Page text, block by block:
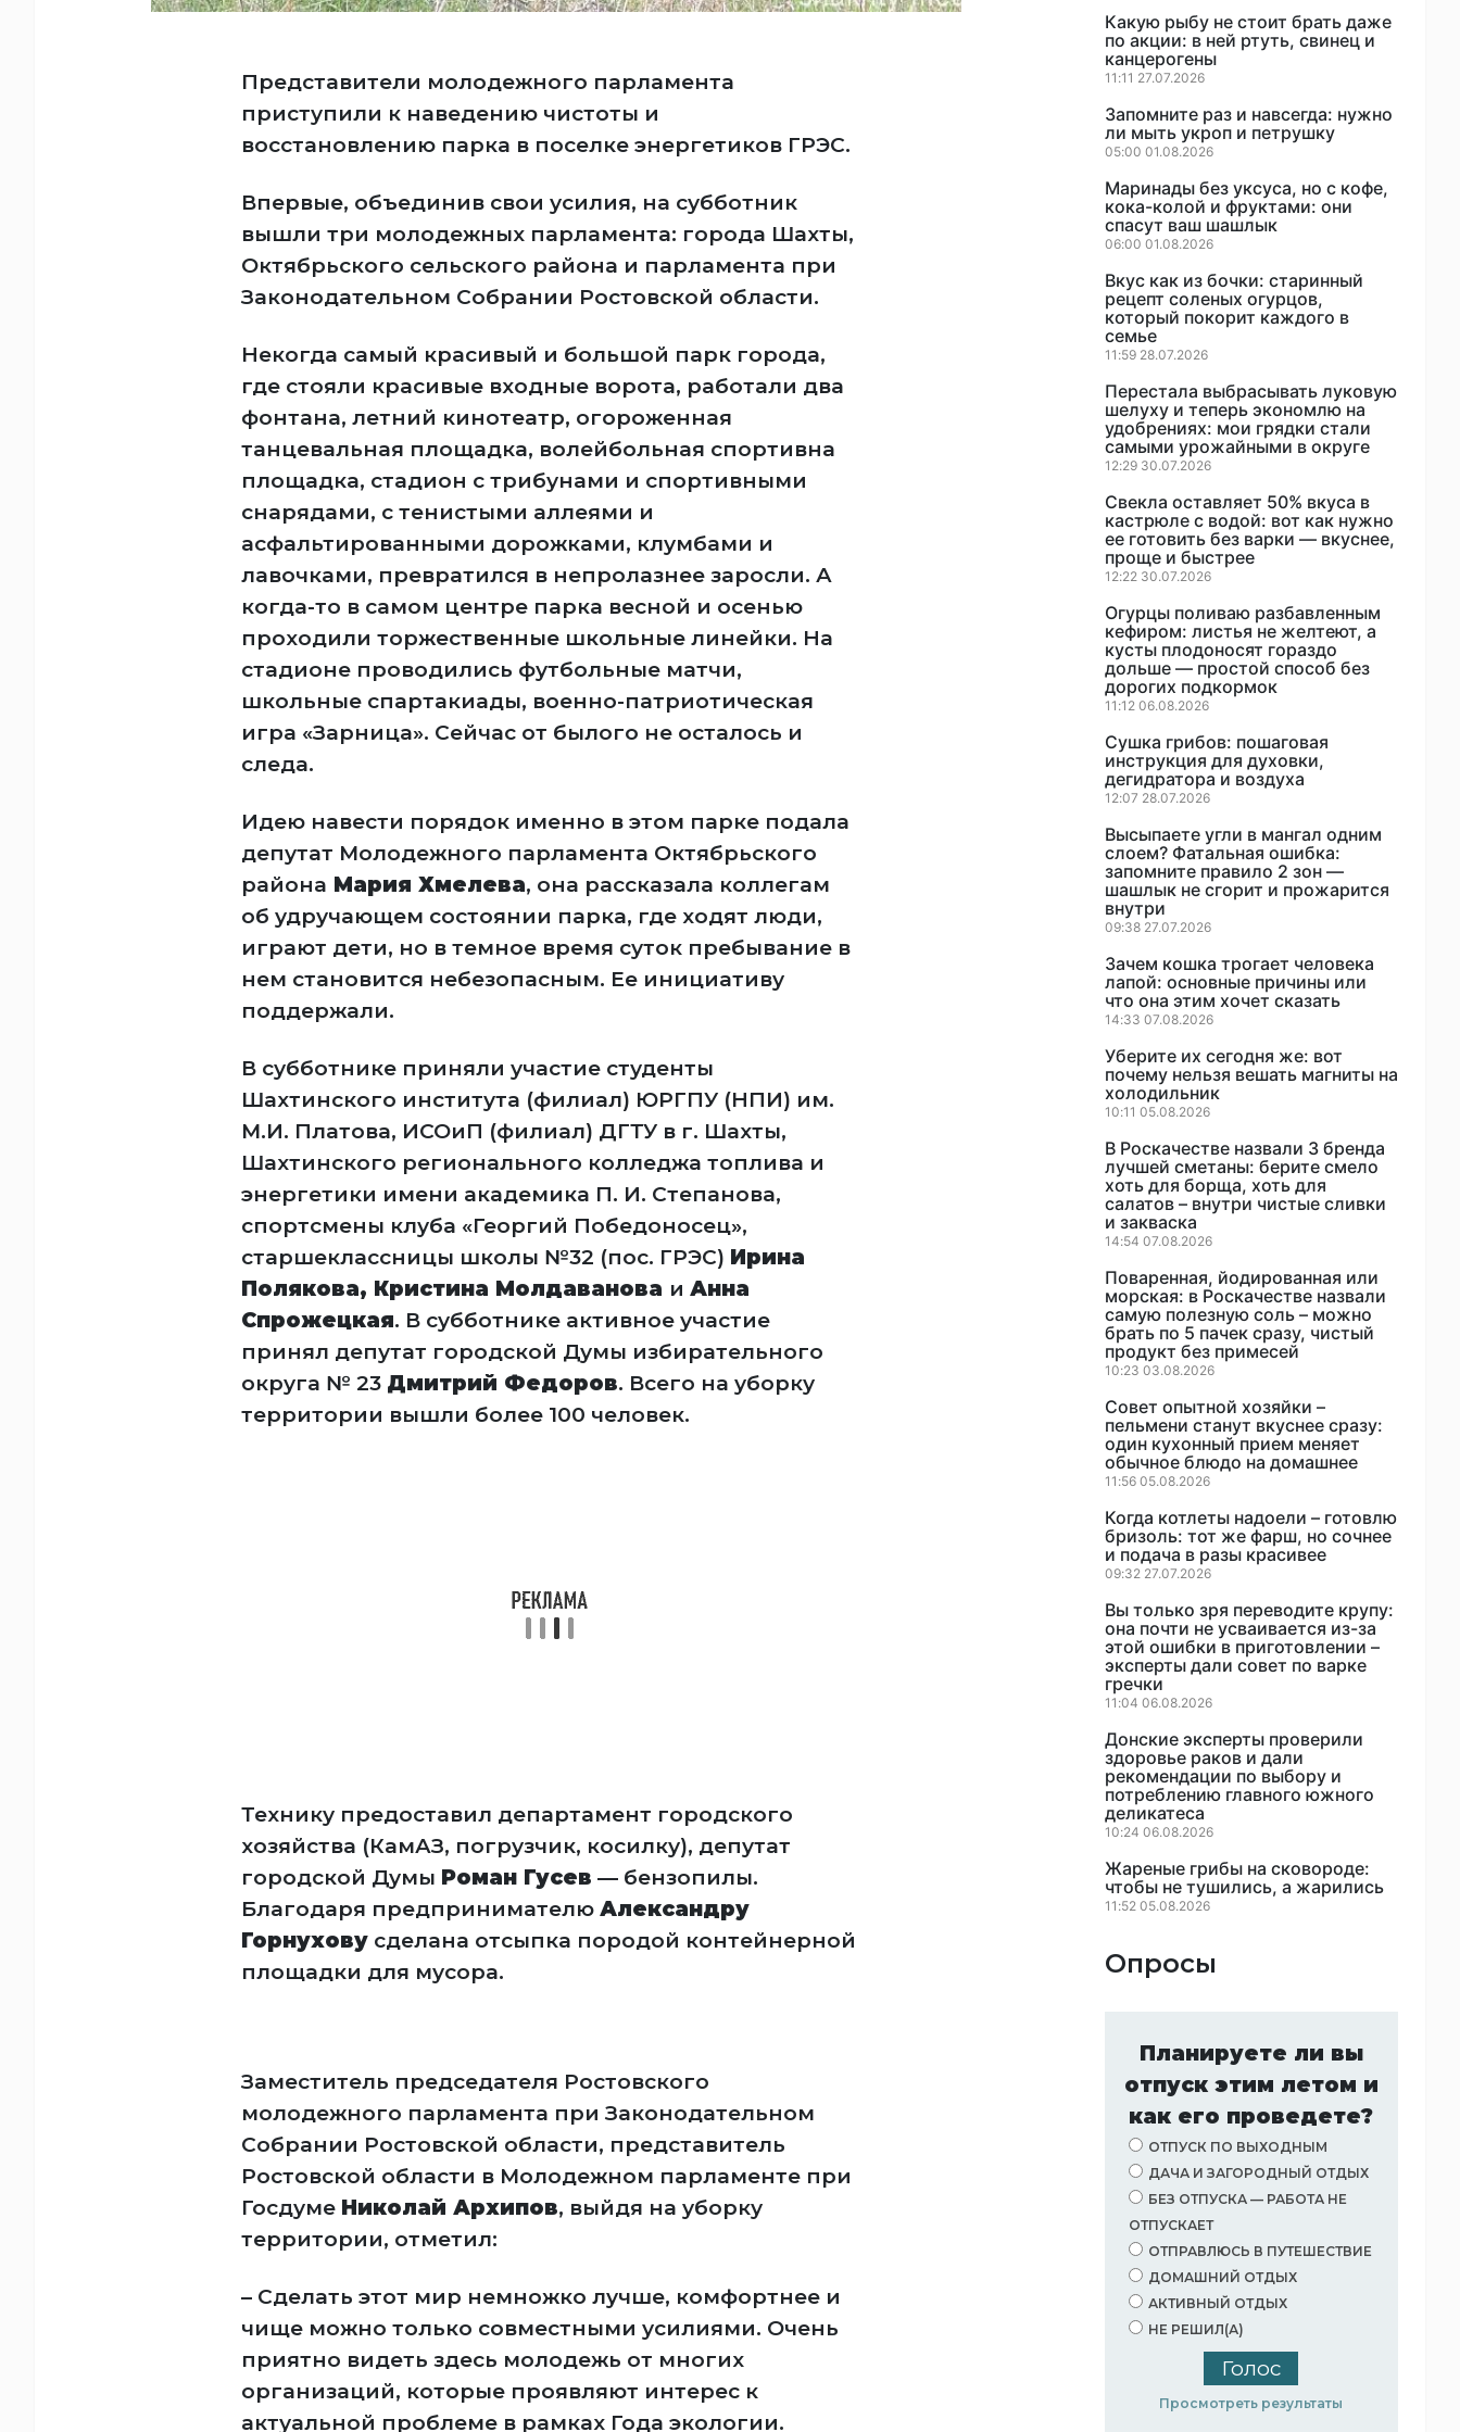
Представители молодежного парламента
приступили к наведению чистоты и
восстановлению парка в поселке энергетиков ГРЭС.
Впервые, объединив свои усилия, на субботник
вышли три молодежных парламента: города Шахты,
Октябрьского сельского района и парламента при
Законодательном Собрании Ростовской области.
Некогда самый красивый и большой парк города,
где стояли красивые входные ворота, работали два
фонтана, летний кинотеатр, огороженная
танцевальная площадка, волейбольная спортивна
площадка, стадион с трибунами и спортивными
снарядами, с тенистыми аллеями и
асфальтированными дорожками, клумбами и
лавочками, превратился в непролазнее заросли. А
когда-то в самом центре парка весной и осенью
проходили торжественные школьные линейки. На
стадионе проводились футбольные матчи,
школьные спартакиады, военно-патриотическая
игра «Зарница». Сейчас от былого не осталось и
следа.
Идею навести порядок именно в этом парке подала
депутат Молодежного парламента Октябрьского
района Мария Хмелева, она рассказала коллегам
об удручающем состоянии парка, где ходят люди,
играют дети, но в темное время суток пребывание в
нем становится небезопасным. Ее инициативу
поддержали.
В субботнике приняли участие студенты
Шахтинского института (филиал) ЮРГПУ (НПИ) им.
М.И. Платова, ИСОиП (филиал) ДГТУ в г. Шахты,
Шахтинского регионального колледжа топлива и
энергетики имени академика П. И. Степанова,
спортсмены клуба «Георгий Победоносец»,
старшеклассницы школы №32 (пос. ГРЭС) Ирина
Полякова, Кристина Молдаванова и Анна
Спрожецкая. В субботнике активное участие
принял депутат городской Думы избирательного
округа № 23 Дмитрий Федоров. Всего на уборку
территории вышли более 100 человек.
Технику предоставил департамент городского
хозяйства (КамАЗ, погрузчик, косилку), депутат
городской Думы Роман Гусев — бензопилы.
Благодаря предпринимателю Александру
Горнуховусделана отсыпка породой контейнерной
площадки для мусора.
Заместитель председателя Ростовского
молодежного парламента при Законодательном
Собрании Ростовской области, представитель
Ростовской области в Молодежном парламенте при
Госдуме Николай Архипов, выйдя на уборку
территории, отметил:
– Сделать этот мир немножко лучше, комфортнее и
чище можно только совместными усилиями. Очень
приятно видеть здесь молодежь от многих
организаций, которые проявляют интерес к
актуальной проблеме в рамках Года экологии.
Какую рыбу не стоит брать даже
по акции: в ней ртуть, свинец и
канцерогены
11:11 27.07.2026
Запомните раз и навсегда: нужно
ли мыть укроп и петрушку
05:00 01.08.2026
Маринады без уксуса, но с кофе,
кока-колой и фруктами: они
спасут ваш шашлык
06:00 01.08.2026
Вкус как из бочки: старинный
рецепт соленых огурцов,
который покорит каждого в
семье
11:59 28.07.2026
Перестала выбрасывать луковую
шелуху и теперь экономлю на
удобрениях: мои грядки стали
самыми урожайными в округе
12:29 30.07.2026
Свекла оставляет 50% вкуса в
кастрюле с водой: вот как нужно
ее готовить без варки — вкуснее,
проще и быстрее
12:22 30.07.2026
Огурцы поливаю разбавленным
кефиром: листья не желтеют, а
кусты плодоносят гораздо
дольше — простой способ без
дорогих подкормок
11:12 06.08.2026
Сушка грибов: пошаговая
инструкция для духовки,
дегидратора и воздуха
12:07 28.07.2026
Высыпаете угли в мангал одним
слоем? Фатальная ошибка:
запомните правило 2 зон —
шашлык не сгорит и прожарится
внутри
09:38 27.07.2026
Зачем кошка трогает человека
лапой: основные причины или
что она этим хочет сказать
14:33 07.08.2026
Уберите их сегодня же: вот
почему нельзя вешать магниты на
холодильник
10:11 05.08.2026
В Роскачестве назвали 3 бренда
лучшей сметаны: берите смело
хоть для борща, хоть для
салатов – внутри чистые сливки
и закваска
14:54 07.08.2026
Поваренная, йодированная или
морская: в Роскачестве назвали
самую полезную соль – можно
брать по 5 пачек сразу, чистый
продукт без примесей
10:23 03.08.2026
Совет опытной хозяйки –
пельмени станут вкуснее сразу:
один кухонный прием меняет
обычное блюдо на домашнее
11:56 05.08.2026
Когда котлеты надоели – готовлю
бризоль: тот же фарш, но сочнее
и подача в разы красивее
09:32 27.07.2026
Вы только зря переводите крупу:
она почти не усваивается из-за
этой ошибки в приготовлении –
эксперты дали совет по варке
гречки
11:04 06.08.2026
Донские эксперты проверили
здоровье раков и дали
рекомендации по выбору и
потреблению главного южного
деликатеса
10:24 06.08.2026
Жареные грибы на сковороде:
чтобы не тушились, а жарились
11:52 05.08.2026
Опросы
Планируете ли вы
отпуск этим летом и
как его проведете?
ОТПУСК ПО ВЫХОДНЫМ
ДАЧА И ЗАГОРОДНЫЙ ОТДЫХ
БЕЗ ОТПУСКА — РАБОТА НЕ
ОТПУСКАЕТ
ОТПРАВЛЮСЬ В ПУТЕШЕСТВИЕ
ДОМАШНИЙ ОТДЫХ
АКТИВНЫЙ ОТДЫХ
НЕ РЕШИЛ(А)
Просмотреть результаты